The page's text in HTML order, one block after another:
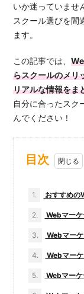
いか迷っていませ
スクール選びを間
ます。
この記事では、
らスクールのメリ
リアルな情報をま
自分に合ったスク
んでください！
目次
1. おすすめの
2. Webマー
3. Webマー
4. Webマー
5. Webマー